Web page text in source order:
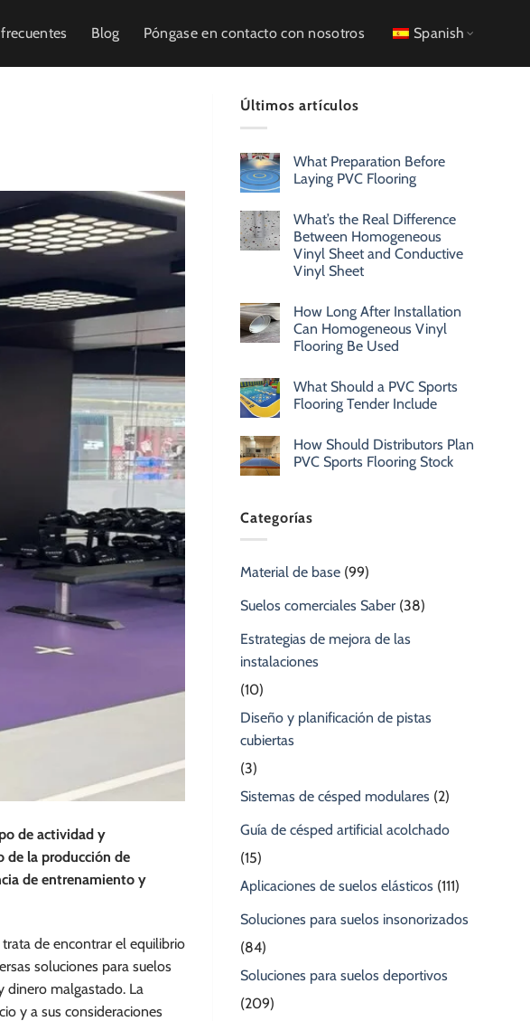
Blog Póngase en contacto con nosotros Spanish
de actividad y
de la producción de
de entrenamiento y
de encontrar el equilibrio
soluciones para suelos
dinero malgastado. La
y a sus consideraciones
Últimos artículos
What Preparation Before
Laying PVC Flooring
What’s the Real Difference
Between Homogeneous
Vinyl Sheet and Conductive
Vinyl Sheet
How Long After Installation
Can Homogeneous Vinyl
Flooring Be Used
What Should a PVC Sports
Flooring Tender Include
How Should Distributors Plan
PVC Sports Flooring Stock
Categorías
Material de base (99)
Suelos comerciales Saber (38)
Estrategias de mejora de las
instalaciones
(10)
Diseño y planificación de pistas
cubiertas
(3)
Sistemas de césped modulares (2)
Guía de césped artificial acolchado
(15)
Aplicaciones de suelos elásticos (111)
Soluciones para suelos insonorizados
(84)
Soluciones para suelos deportivos
(209)